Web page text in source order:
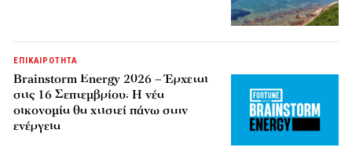
ΕΠΙΚΑΙΡΟΤΗΤΑ
Brainstorm Energy 2026 – Έρχεται
στις 16 Σεπτεμβρίου: Η νέα
οικονομία θα χτιστεί πάνω στην
ενέργεια